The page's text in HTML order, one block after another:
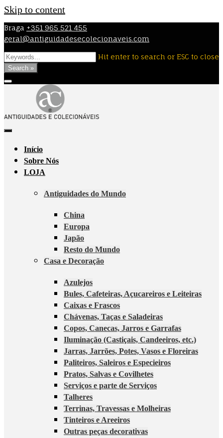
Skip to content
Braga +351 965 521 455
geral@antiguidadesecolecionaveis.com
Hit enter to search or ESC to close
Search »
Início
Sobre Nós
LOJA
Antiguidades do Mundo
China
Europa
Japão
Resto do Mundo
Casa e Decoração
Azulejos
Bules, Cafeteiras, Açucareiros e Leiteiras
Caixas e Frascos
Chávenas, Taças e Saladeiras
Copos, Canecas, Jarros e Garrafas
Iluminação (Castiçais, Candeeiros, etc.)
Jarras, Jarrões, Potes, Vasos e Floreiras
Paliteiros, Saleiros e Especieiros
Pratos, Salvas e Covilhetes
Serviços e parte de Serviços
Talheres
Terrinas, Travessas e Molheiras
Tinteiros e Areeiros
Outras peças decorativas